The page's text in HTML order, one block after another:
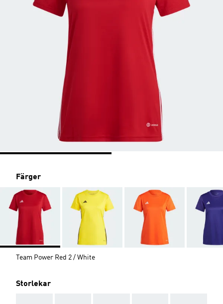
Färger
Team Power Red 2 / White
Storlekar